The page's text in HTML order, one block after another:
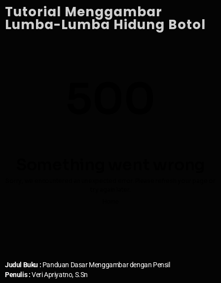
Tutorial Menggambar
Lumba-Lumba Hidung Botol
Judul Buku : Panduan Dasar Menggambar dengan Pensil
Penulis :Veri Apriyatno, S.Sn